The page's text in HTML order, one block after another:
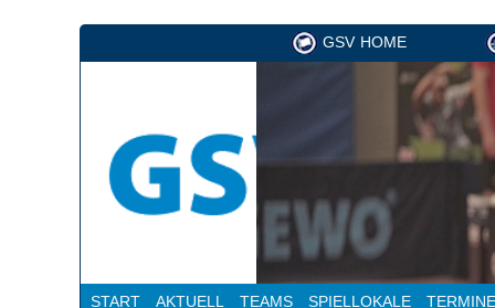
GSV HOME
START AKTUELL TEAMS SPIELLOKALE TERMINE